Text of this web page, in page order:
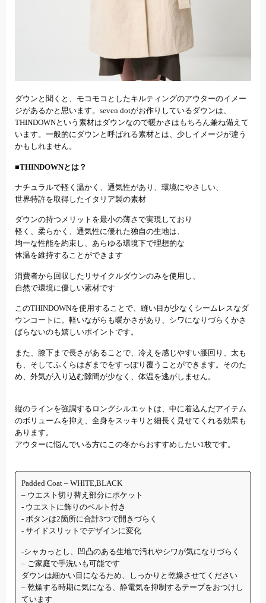
ダウンと聞くと、モコモコとしたキルティングのアウターのイメー
ジがあるかと思います。seven dotがお作りしているダウンは、
THINDOWNという素材はダウンなので暖かさはもちろん兼ね備えて
います。一般的にダウンと呼ばれる素材とは、少しイメージが違う
かもしれません。
■THINDOWNとは？
ナチュラルで軽く温かく、通気性があり、環境にやさしい、
世界特許を取得したイタリア製の素材
ダウンの持つメリットを最小の薄さで実現しており
軽く、柔らかく、通気性に優れた独自の生地は、
均一な性能を約束し、あらゆる環境下で理想的な
体温を維持することができます
消費者から回収したリサイクルダウンのみを使用し、
自然で環境に優しい素材です
このTHINDOWNを使用することで、縫い目が少なくシームレスなダ
ウンコートに。軽いながらも暖かさがあり、シワになりづらくかさ
ばらないのも嬉しいポイントです。
また、膝下まで長さがあることで、冷えを感じやすい腰回り、太も
も、そしてふくらはぎまでをすっぽり覆うことができます。そのた
め、外気が入り込む隙間が少なく、体温を逃がしません。
縦のラインを強調するロングシルエットは、中に着込んだアイテム
のボリュームを抑え、全身をスッキリと細長く見せてくれる効果も
あります。
アウターに悩んでいる方にこの冬からおすすめしたい1枚です。
Padded Coat – WHITE,BLACK
– ウエスト切り替え部分にポケット
‐ ウエストに飾りのベルト付き
‐ ボタンは2箇所に合計3つで開きづらく
‐ サイドスリットでデザインに変化
‐シャカっとし、凹凸のある生地で汚れやシワが気になりづらく
– ご家庭で手洗いも可能です
ダウンは細かい目になるため、しっかりと乾燥させてください
– 乾燥する時期に気になる、静電気を抑制するテープをおつけし
ています